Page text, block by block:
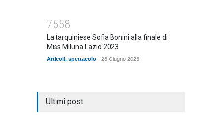
7558
La tarquiniese Sofia Bonini alla finale di
Miss Miluna Lazio 2023
Articoli, spettacolo 28 Giugno 2023
Ultimi post